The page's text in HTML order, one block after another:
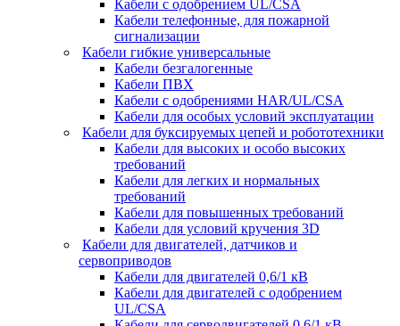
Кабели с одобрением UL/CSA
Кабели телефонные, для пожарной
сигнализации
Кабели гибкие универсальные
Кабели безгалогенные
Кабели ПВХ
Кабели с одобрениями HAR/UL/CSA
Кабели для особых условий эксплуатации
Кабели для буксируемых цепей и робототехники
Кабели для высоких и особо высоких
требований
Кабели для легких и нормальных
требований
Кабели для повышенных требований
Кабели для условий кручения 3D
Кабели для двигателей, датчиков и
сервоприводов
Кабели для двигателей 0,6/1 кВ
Кабели для двигателей с одобрением
UL/CSA